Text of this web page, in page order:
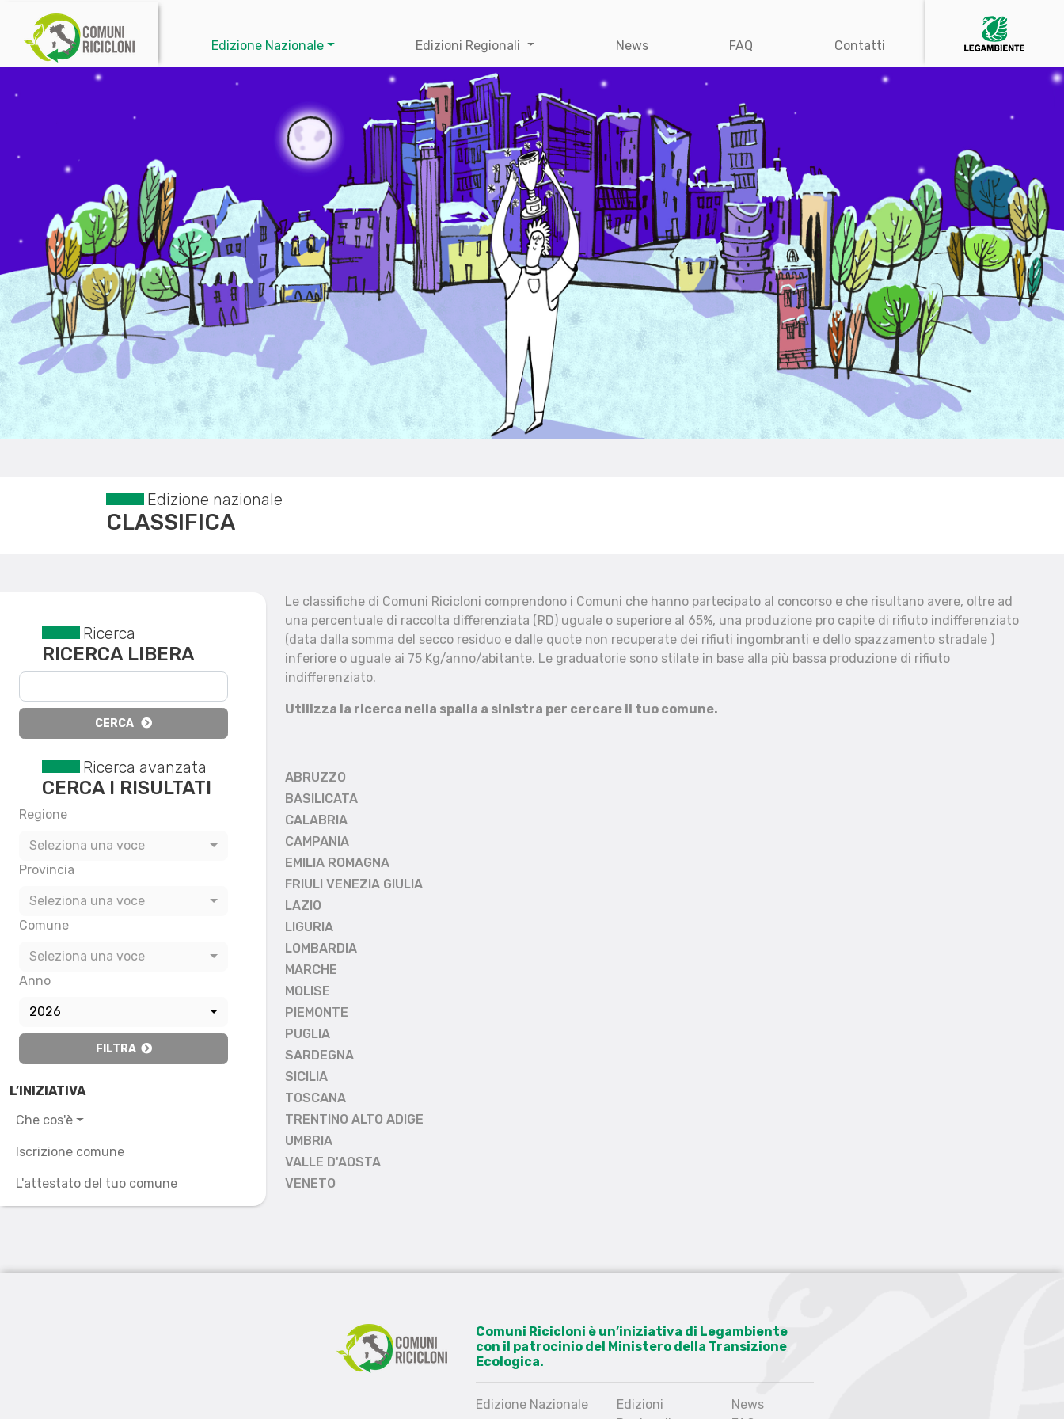
Edizione Nazionale Edizioni Regionali News FAQ Contatti
Edizione nazionale
CLASSIFICA
Reset filtri
Ricerca
RICERCA LIBERA
CERCA
Ricerca avanzata
CERCA I RISULTATI
Regione
Seleziona una voce
Provincia
Seleziona una voce
Comune
Seleziona una voce
Anno
2026
FILTRA
L’INIZIATIVA
Che cos'è
Iscrizione comune
L'attestato del tuo comune
Le classifiche di Comuni Ricicloni comprendono i Comuni che hanno partecipato al concorso e che risultano avere, oltre ad
una percentuale di raccolta differenziata (RD) uguale o superiore al 65%, una produzione pro capite di rifiuto indifferenziato
(data dalla somma del secco residuo e dalle quote non recuperate dei rifiuti ingombranti e dello spazzamento stradale )
inferiore o uguale ai 75 Kg/anno/abitante. Le graduatorie sono stilate in base alla più bassa produzione di rifiuto
indifferenziato.
Utilizza la ricerca nella spalla a sinistra per cercare il tuo comune.
ABRUZZO
BASILICATA
CALABRIA
CAMPANIA
EMILIA ROMAGNA
FRIULI VENEZIA GIULIA
LAZIO
LIGURIA
LOMBARDIA
MARCHE
MOLISE
PIEMONTE
PUGLIA
SARDEGNA
SICILIA
TOSCANA
TRENTINO ALTO ADIGE
UMBRIA
VALLE D'AOSTA
VENETO
Comuni Ricicloni è un’iniziativa di Legambiente
con il patrocinio del Ministero della Transizione
Ecologica.
Edizione Nazionale
Edizioni
News